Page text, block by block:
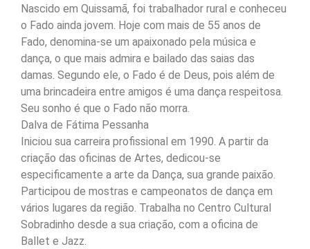
Nascido em Quissamã, foi trabalhador rural e conheceu
o Fado ainda jovem. Hoje com mais de 55 anos de
Fado, denomina-se um apaixonado pela música e
dança, o que mais admira e bailado das saias das
damas. Segundo ele, o Fado é de Deus, pois além de
uma brincadeira entre amigos é uma dança respeitosa.
Seu sonho é que o Fado não morra.
Dalva de Fátima Pessanha
Iniciou sua carreira profissional em 1990. A partir da
criação das oficinas de Artes, dedicou-se
especificamente a arte da Dança, sua grande paixão.
Participou de mostras e campeonatos de dança em
vários lugares da região. Trabalha no Centro Cultural
Sobradinho desde a sua criação, com a oficina de
Ballet e Jazz.